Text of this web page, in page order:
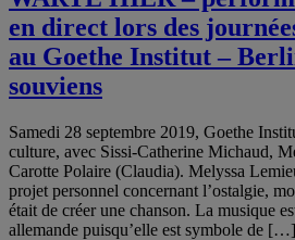
en direct lors des
au Goethe Institut –
souviens
Samedi 28 septembre 2019, Goethe
culture, avec Sissi-Catherine Michaud,
Carotte Polaire (Claudia). Melyssa
projet personnel concernant l’ostalgie,
était de créer une chanson. La musique
allemande puisqu’elle est symbole de […]